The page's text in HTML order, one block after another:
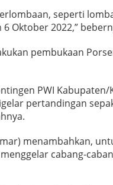
seperti
Oktober 2022,”
pembukaan
PWI
pertandingan
menambahkan,
cabang-